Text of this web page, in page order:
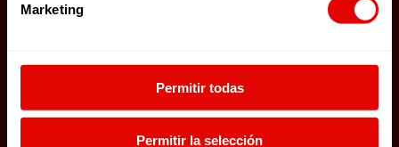
Marketing
Permitir todas
Permitir la selección
FIND US
TWITTER